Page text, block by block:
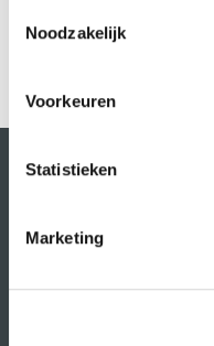
Noodzakelijk
Voorkeuren
Statistieken
Marketing